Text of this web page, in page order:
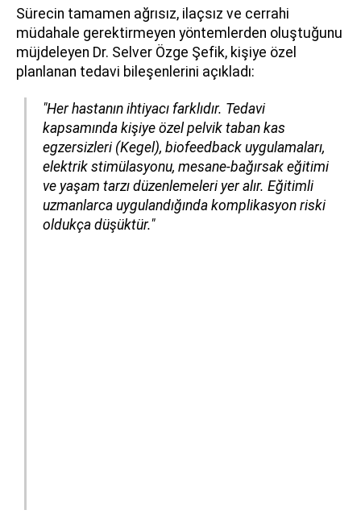
Sürecin tamamen ağrısız, ilaçsız ve cerrahi
müdahale gerektirmeyen yöntemlerden oluştuğunu
müjdeleyen Dr. Selver Özge Şefik, kişiye özel
planlanan tedavi bileşenlerini açıkladı:
"Her hastanın ihtiyacı farklıdır. Tedavi
kapsamında kişiye özel pelvik taban kas
egzersizleri (Kegel), biofeedback uygulamaları,
elektrik stimülasyonu, mesane-bağırsak eğitimi
ve yaşam tarzı düzenlemeleri yer alır. Eğitimli
uzmanlarca uygulandığında komplikasyon riski
oldukça düşüktür."